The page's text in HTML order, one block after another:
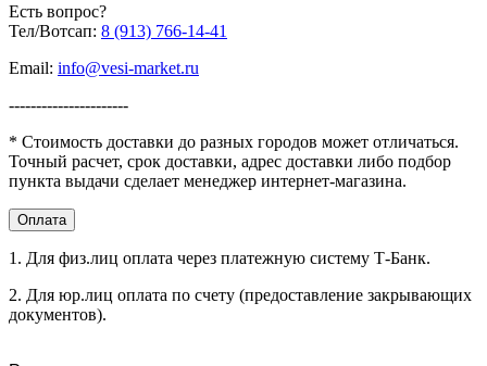
Гарантия
24 месяца
производитель
Южная Корея
Есть вопрос?
Тел/Вотсап: 8 (913) 766-14-41
Email: info@vesi-market.ru
----------------------
* Стоимость доставки до разных городов может отличаться.
Точный расчет, срок доставки, адрес доставки либо подбор
пункта выдачи сделает менеджер интернет-магазина.
Оплата
1. Для физ.лиц оплата через платежную систему Т-Банк.
2. Для юр.лиц оплата по счету (предоставление закрывающих
документов).